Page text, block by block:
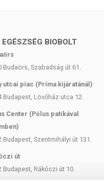
zselatin
almában lévő
az alkoholt
savtartalma
EGÉSZSÉG BIOBOLT
Budaörs, Szabadság út 61.
utcai piac (Príma kijáratánál)
Budapest, Lövőház utca 12.
Center (Pólus patikával
Budapest, Szentmihályi út 131.
út
Budapest, Rákóczi út 10.